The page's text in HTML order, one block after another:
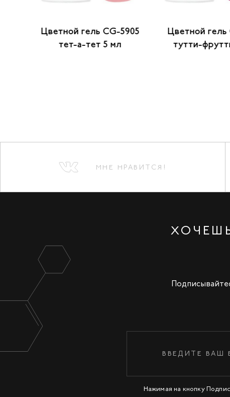
Цветной гель CG-5905
тет-а-тет 5 мл
Цветной гель
тутти-
МНЕ НРАВИТСЯ!
Нажимая на кнопку